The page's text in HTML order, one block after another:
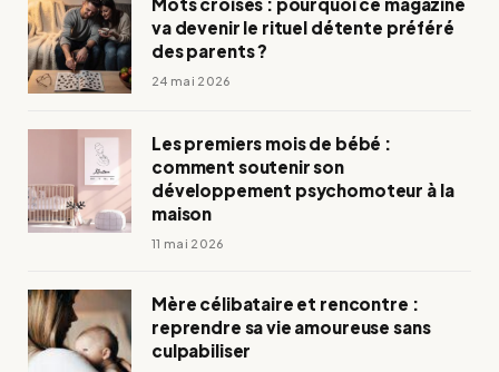
va devenir le rituel détente préféré
des parents ?
24 mai 2026
Les premiers mois de bébé :
comment soutenir son
développement psychomoteur à la
maison
11 mai 2026
Mère célibataire et rencontre :
reprendre sa vie amoureuse sans
culpabiliser